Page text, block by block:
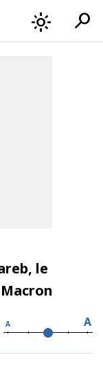
light_mode search
le
A A